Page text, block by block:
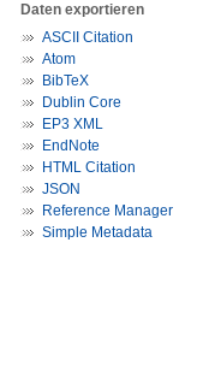
Daten exportieren
ASCII Citation
Atom
BibTeX
Dublin Core
EP3 XML
EndNote
HTML Citation
JSON
Reference Manager
Simple Metadata